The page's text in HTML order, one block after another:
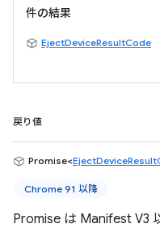
件の結果
EjectDeviceResultCode
戻り値
Promise<
Chrome 91 以降
Promise は Manifest V3